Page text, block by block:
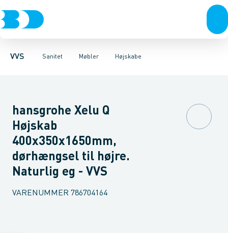
VVS Sanitet
Rør & fittingsPressfittings & rørKuglehaner & ventiler
Møbler
Toiletter, sæder og cisterner VaskeArmaturer
Højskabe
Møbelsæt & pakkerUnderskabeHøjskabe
hansgrohe Xelu Q
Højskab
400x350x1650mm,
dørhængsel til højre.
Naturlig eg - VVS
VARENUMMER 786704164